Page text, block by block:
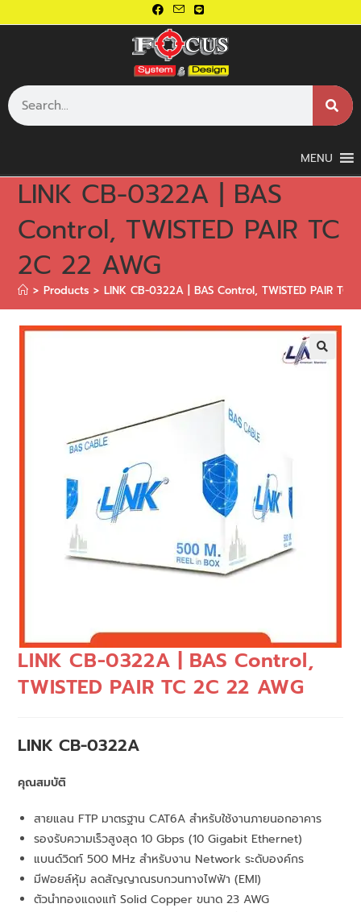
MENU
LINK CB-0322A | BAS
Control, TWISTED PAIR TC
2C 22 AWG
> Products > LINK CB-0322A | BAS Control, TWISTED PAIR TC
🔍
LINK CB-0322A | BAS Control,
TWISTED PAIR TC 2C 22 AWG
LINK CB-0322A
คุณสมบัติ
สายแลน FTP มาตรฐาน CAT6A สำหรับใช้งานภายนอกอาคาร
รองรับความเร็วสูงสุด 10 Gbps (10 Gigabit Ethernet)
แบนด์วิดท์ 500 MHz สำหรับงาน Network ระดับองค์กร
มีฟอยล์หุ้ม ลดสัญญาณรบกวนทางไฟฟ้า (EMI)
ตัวนำทองแดงแท้ Solid Copper ขนาด 23 AWG